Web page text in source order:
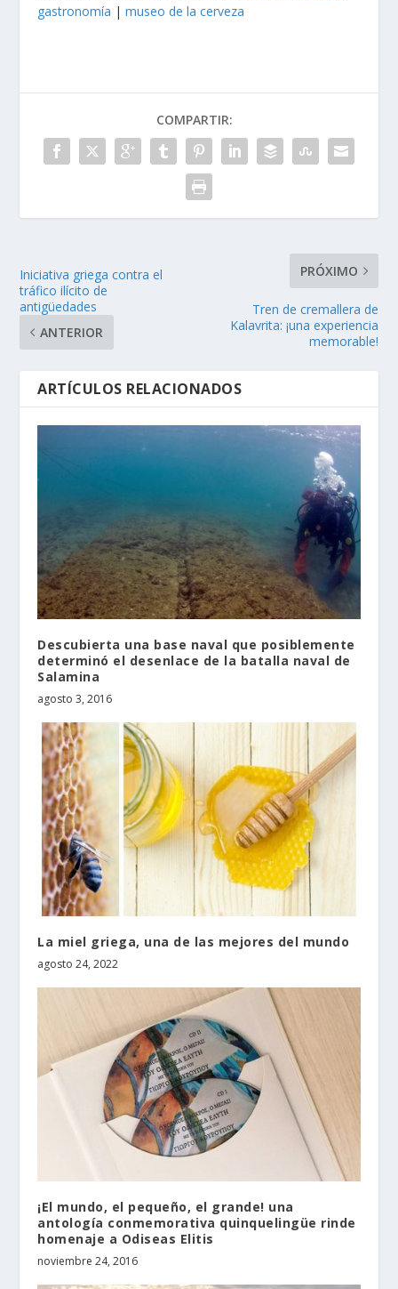
gastronomía |museo de la cerveza
COMPARTIR:
Iniciativa griega contra el
tráfico ilícito de
antigüedades
ANTERIOR
PRÓXIMO
Tren de cremallera de
Kalavrita: ¡una experiencia
memorable!
ARTÍCULOS RELACIONADOS
Descubierta una base naval que posiblemente
determinó el desenlace de la batalla naval de
Salamina
agosto 3, 2016
La miel griega, una de las mejores del mundo
agosto 24, 2022
¡El mundo, el pequeño, el grande! una
antología conmemorativa quinquelingüe rinde
homenaje a Odiseas Elitis
noviembre 24, 2016